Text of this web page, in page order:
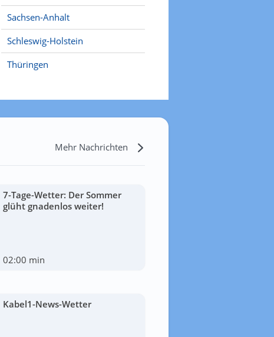
Sachsen-Anhalt
Schleswig-Holstein
Thüringen
Mehr Nachrichten
7-Tage-Wetter: Der Sommer
glüht gnadenlos weiter!
02:00 min
Kabel1-News-Wetter